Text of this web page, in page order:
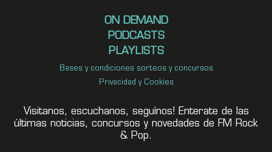
ON DEMAND
PODCASTS
PLAYLISTS
Bases y condiciones sorteos y concursos
Privacidad y Cookies
Visitanos, escuchanos, seguínos! Enterate de las
últimas noticias, concursos y novedades de FM Rock
& Pop.